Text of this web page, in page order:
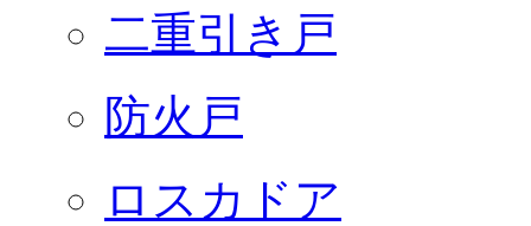
二重引き戸
防火戸
ロスカドア